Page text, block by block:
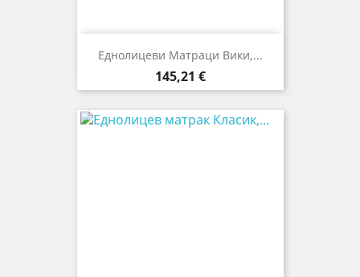
Еднолицеви Матраци Вики,...
Цена
145,21 €